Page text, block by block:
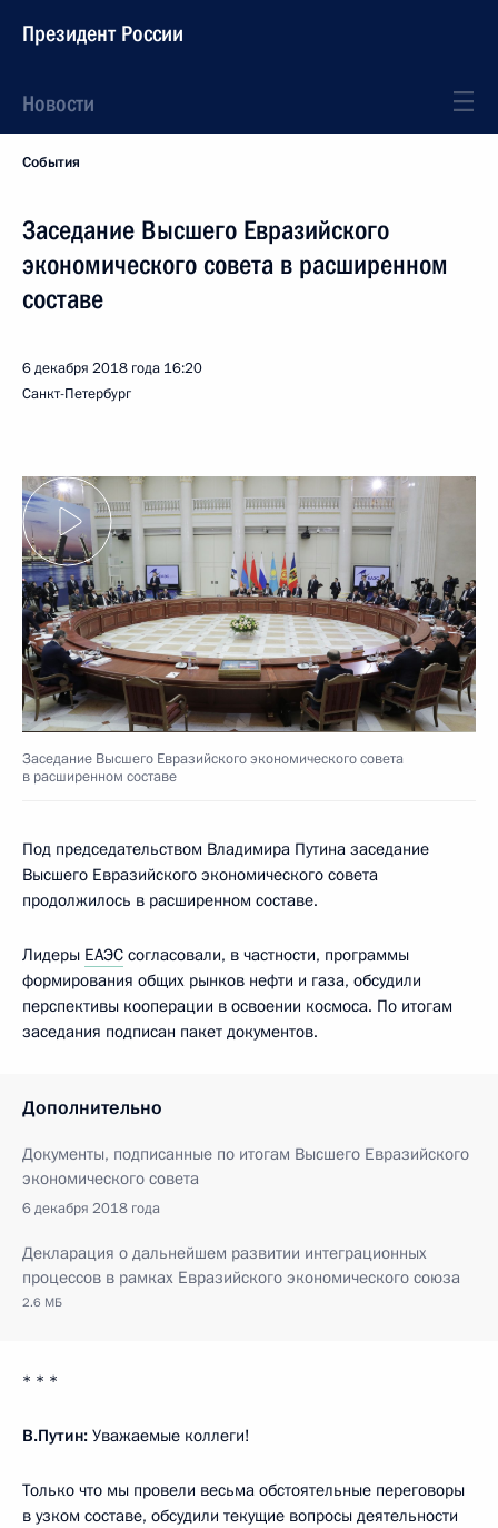
Президент России
Новости
События
Заседание Высшего Евразийского
экономического совета в расширенном
составе
6 декабря 2018 года 16:20
Санкт-Петербург
Заседание Высшего Евразийского экономического совета
в расширенном составе
Под председательством Владимира Путина заседание
Высшего Евразийского экономического совета
продолжилось в расширенном составе.
Лидеры ЕАЭС согласовали, в частности, программы
формирования общих рынков нефти и газа, обсудили
перспективы кооперации в освоении космоса. По итогам
заседания подписан пакет документов.
Дополнительно
Документы, подписанные по итогам Высшего Евразийского
экономического совета
6 декабря 2018 года
Декларация о дальнейшем развитии интеграционных
процессов в рамках Евразийского экономического союза
2.6 МБ
* * *
В.Путин: Уважаемые коллеги!
Только что мы провели весьма обстоятельные переговоры
в узком составе, обсудили текущие вопросы деятельности